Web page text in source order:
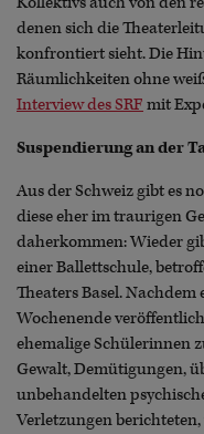
denen sich die
konfrontiert sieht. Die
Räumlichkeiten ohne
Interview des SRF mit
Suspendierung an der
Aus der Schweiz gibt es
diese eher im traurigen
daherkommen: Wieder
einer Ballettschule,
Theaters Basel. Nachdem
Wochenende
ehemalige Schülerinnen
Gewalt, Demütigungen,
unbehandelten
Verletzungen